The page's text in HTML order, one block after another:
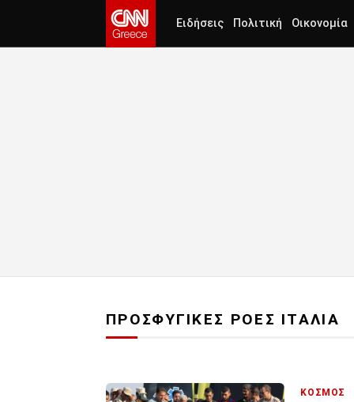
Ειδήσεις Πολιτική Οικονομία
ΠΡΟΣΦΥΓΙΚΕΣ ΡΟΕΣ ΙΤΑΛΙΑ
ΚΟΣΜΟΣ